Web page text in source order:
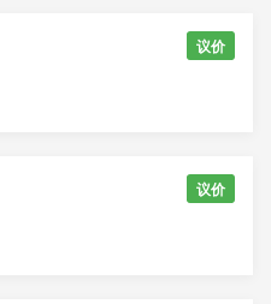
议价
议价